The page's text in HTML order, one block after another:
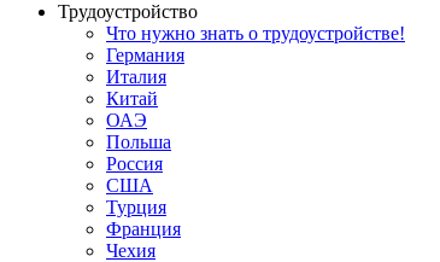
Трудоустройство
Что нужно знать о трудоустройстве!
Германия
Италия
Китай
ОАЭ
Польша
Россия
США
Турция
Франция
Чехия